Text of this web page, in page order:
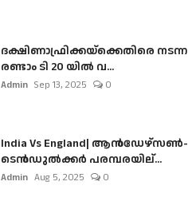
ദക്ഷിണാഫ്രിക്കയ്‌ക്കെതിരെ നടന്ന
രണ്ടാം ടി 20 യിൽ വ...
Admin Sep 13, 2025 0
India Vs England| ആൻഡേഴ്സൺ-
ടെൻഡുല്‍ക്കർ പരമ്പരയില്...
Admin Aug 5, 2025 0